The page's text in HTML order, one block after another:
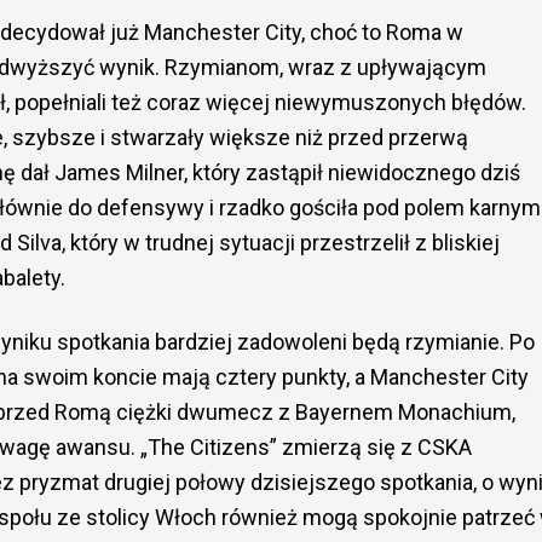
już Manchester City, choć to Roma w
wynik. Rzymianom, wraz z upływającym
popełniali też coraz więcej niewymuszonych błędów.
szybsze i stwarzały większe niż przed przerwą
dał James Milner, który zastąpił niewidocznego dziś
do defensywy i rzadko gościła pod polem karnym
Silva, który w trudnej sytuacji przestrzelił z bliskiej
spotkania bardziej zadowoleni będą rzymianie. Po
swoim koncie mają cztery punkty, a Manchester City
Romą ciężki dwumecz z Bayernem Monachium,
awansu. „The Citizens” zmierzą się z CSKA
pryzmat drugiej połowy dzisiejszego spotkania, o
ze stolicy Włoch również mogą spokojnie patrzeć